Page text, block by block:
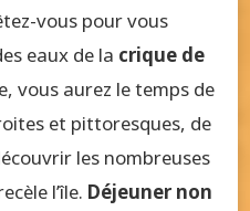
vous pour vous
eaux de la crique de
vous aurez le temps de
et pittoresques, de
les nombreuses
l’île. Déjeuner non